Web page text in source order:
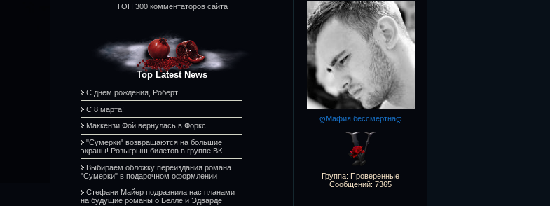
ТОП 300 комментаторов сайта
Top Latest News
С днем рождения, Роберт!
С 8 марта!
Маккензи Фой вернулась в Форкс
"Сумерки" возвращаются на большие
экраны! Розыгрыш билетов в группе ВК
Выбираем обложку переиздания романа
"Сумерки" в подарочном оформлении
Стефани Майер подразнила нас планами
на будущие романы о Белле и Эдварде
ღМафия бессмертнаღ
Группа: Проверенные
Сообщений: 7365